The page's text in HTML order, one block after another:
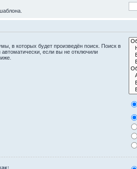
в которых будет произведён поиск. Поиск в
если вы не отключили